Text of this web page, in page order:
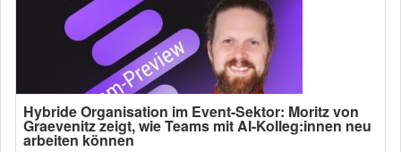
Hybride Organisation im Event-Sektor: Moritz von
Graevenitz zeigt, wie Teams mit AI-Kolleg:innen neu
arbeiten können